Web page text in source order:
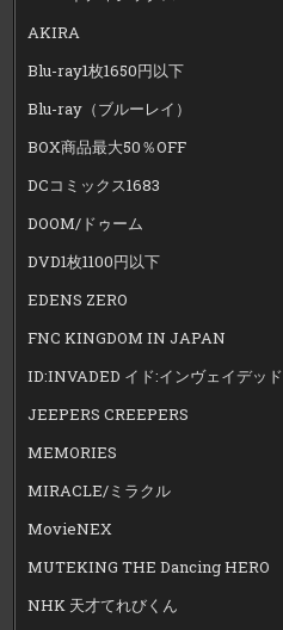
AKIRA
Blu-ray1枚1650円以下
Blu-ray（ブルーレイ）
BOX商品最大50％OFF
DCコミックス1683
DOOM/ドゥーム
DVD1枚1100円以下
EDENS ZERO
FNC KINGDOM IN JAPAN
ID:INVADED イド:インヴェイデッド
JEEPERS CREEPERS
MEMORIES
MIRACLE/ミラクル
MovieNEX
MUTEKING THE Dancing HERO
NHK 天才てれびくん